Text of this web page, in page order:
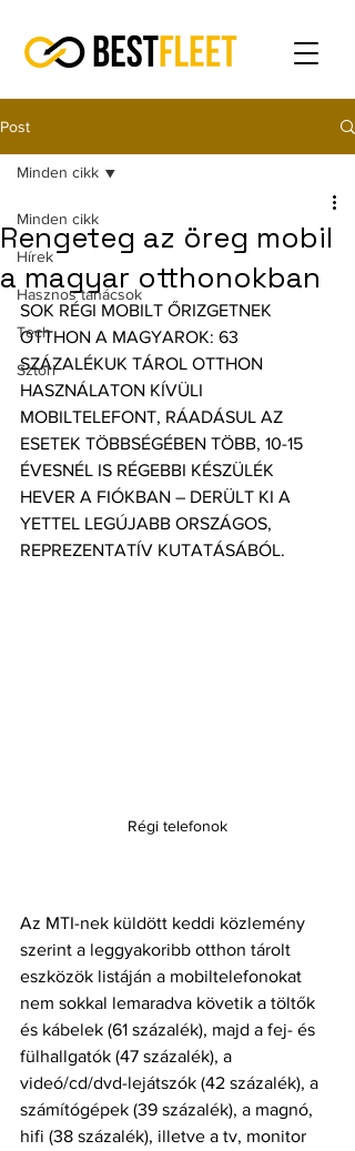
Post
Minden cikk
Hírek
Hasznos tanácsok
Tech
Sztori
Minden cikk
Rengeteg az öreg mobil
a magyar otthonokban
SOK RÉGI MOBILT ŐRIZGETNEK
OTTHON A MAGYAROK: 63
SZÁZALÉKUK TÁROL OTTHON
HASZNÁLATON KÍVÜLI
MOBILTELEFONT, RÁADÁSUL AZ
ESETEK TÖBBSÉGÉBEN TÖBB, 10-15
ÉVESNÉL IS RÉGEBBI KÉSZÜLÉK
HEVER A FIÓKBAN – DERÜLT KI A
YETTEL LEGÚJABB ORSZÁGOS,
REPREZENTATÍV KUTATÁSÁBÓL.
Régi telefonok
Az MTI-nek küldött keddi közlemény
szerint a leggyakoribb otthon tárolt
eszközök listáján a mobiltelefonokat
nem sokkal lemaradva követik a töltők
és kábelek (61 százalék), majd a fej- és
fülhallgatók (47 százalék), a
videó/cd/dvd-lejátszók (42 százalék), a
számítógépek (39 százalék), a magnó,
hifi (38 százalék), illetve a tv, monitor